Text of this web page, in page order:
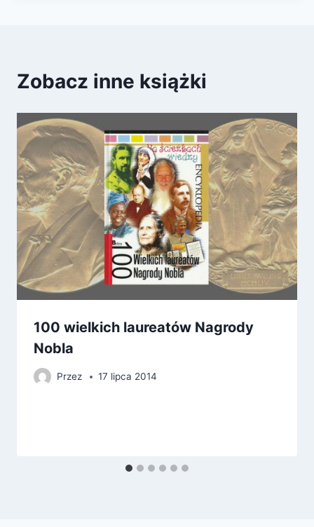
Zobacz inne książki
100 wielkich laureatów Nagrody
Nobla
Przez 17 lipca 2014